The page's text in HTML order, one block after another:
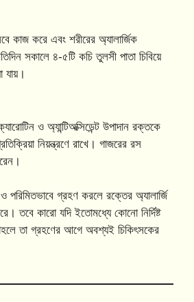
কাজ করে এবং শরীরের অ্যালার্জিক
সকালে ৪-৫টি কচি তুলসী পাতা চিবিয়ে
যায়।
ও অ্যান্টিঅক্সিডেন্ট উপাদান রক্তকে
নিয়ন্ত্রণে রাখে। গাজরের রস
পরিমিতভাবে গ্রহণ করলে রক্তের অ্যালার্জি
তবে কারো যদি ইতোমধ্যে কোনো নির্দিষ্ট
তা গ্রহণের আগে অবশ্যই চিকিৎসকের